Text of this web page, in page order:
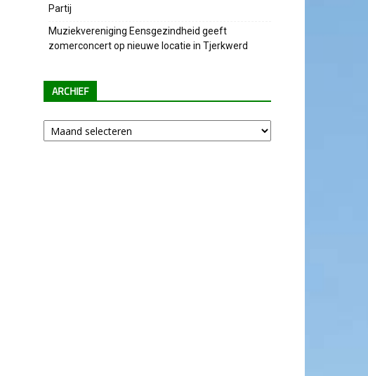
Partij
Muziekvereniging Eensgezindheid geeft
zomerconcert op nieuwe locatie in Tjerkwerd
ARCHIEF
Archief